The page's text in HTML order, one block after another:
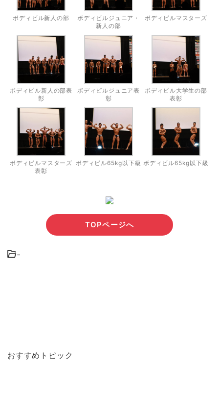
ボディビル新人の部
ボディビルジュニア・
新人の部
ボディビルマスターズ
ボディビル新人の部表
彰
ボディビルジュニア表
彰
ボディビル大学生の部
表彰
ボディビルマスターズ
表彰
ボディビル65kg以下級 ボディビル65kg以下級
TOPページへ
-
おすすめトピック